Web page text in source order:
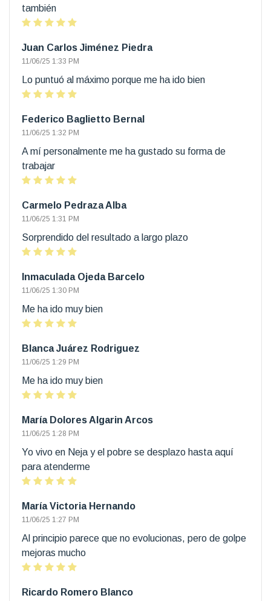
también
Juan Carlos Jiménez Piedra
11/06/25 1:33 PM
Lo puntuó al máximo porque me ha ido bien
Federico Baglietto Bernal
11/06/25 1:32 PM
A mí personalmente me ha gustado su forma de
trabajar
Carmelo Pedraza Alba
11/06/25 1:31 PM
Sorprendido del resultado a largo plazo
Inmaculada Ojeda Barcelo
11/06/25 1:30 PM
Me ha ido muy bien
Blanca Juárez Rodriguez
11/06/25 1:29 PM
Me ha ido muy bien
María Dolores Algarin Arcos
11/06/25 1:28 PM
Yo vivo en Neja y el pobre se desplazo hasta aquí
para atenderme
María Victoria Hernando
11/06/25 1:27 PM
Al principio parece que no evolucionas, pero de golpe
mejoras mucho
Ricardo Romero Blanco